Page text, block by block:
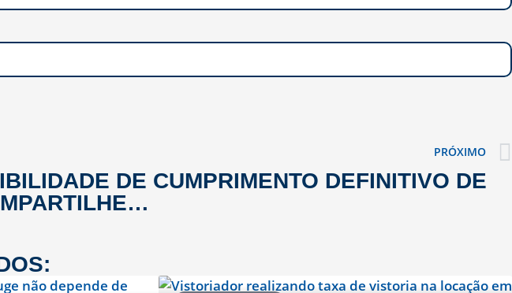
PRÓXIMO
DE CUMPRIMENTO DEFINITIVO DE